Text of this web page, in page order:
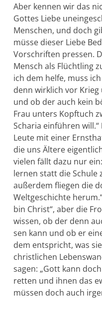
Aber kennen wir das
Gottes Liebe
Menschen, und doch
müsse dieser Liebe
Vorschriften pressen.
Mensch als Flüchtling
ich dem helfe, muss
denn wirklich vor
und ob der auch kein
Frau unters Kopftuch
Scharia einführen
Leute mit einer
die uns Ältere
vielen fällt dazu nur
lernen statt die Schule
außerdem fliegen die
Weltgeschichte
bin Christ“, aber die
wissen, ob der denn
sen kann und ob er
dem ent­spricht, was
christlichen
sagen: „Gott kann
retten und ihnen das
müssen doch auch